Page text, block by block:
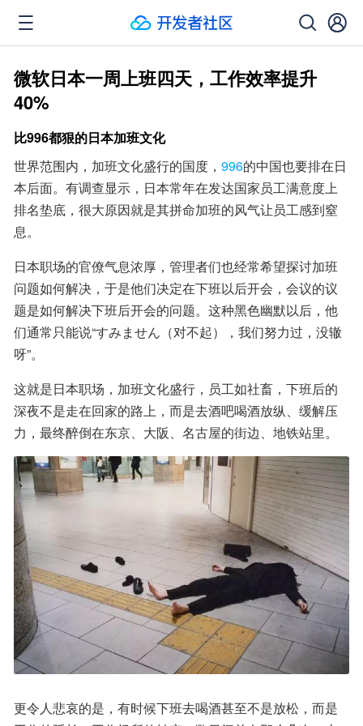
微软日本一周上班四天，工作效率提升
40%
比996都狠的日本加班文化
世界范围内，加班文化盛行的国度， 996的中国也要排在日
本后面。有调查显示，日本常年在发达国家员工满意度上
排名垫底，很大原因就是其拼命加班的风气让员工感到窒
息。
日本职场的官僚气息浓厚，管理者们也经常希望探讨加班
问题如何解决，于是他们决定在下班以后开会，会议的议
题是如何解决下班后开会的问题。这种黑色幽默以后，他
们通常只能说“すみません（对不起），我们努力过，没辙
呀”。
这就是日本职场，加班文化盛行，员工如社畜，下班后的
深夜不是走在回家的路上，而是去酒吧喝酒放纵、缓解压
力，最终醉倒在东京、大阪、名古屋的街边、地铁站里。
更令人悲哀的是，有时候下班去喝酒甚至不是放松，而是